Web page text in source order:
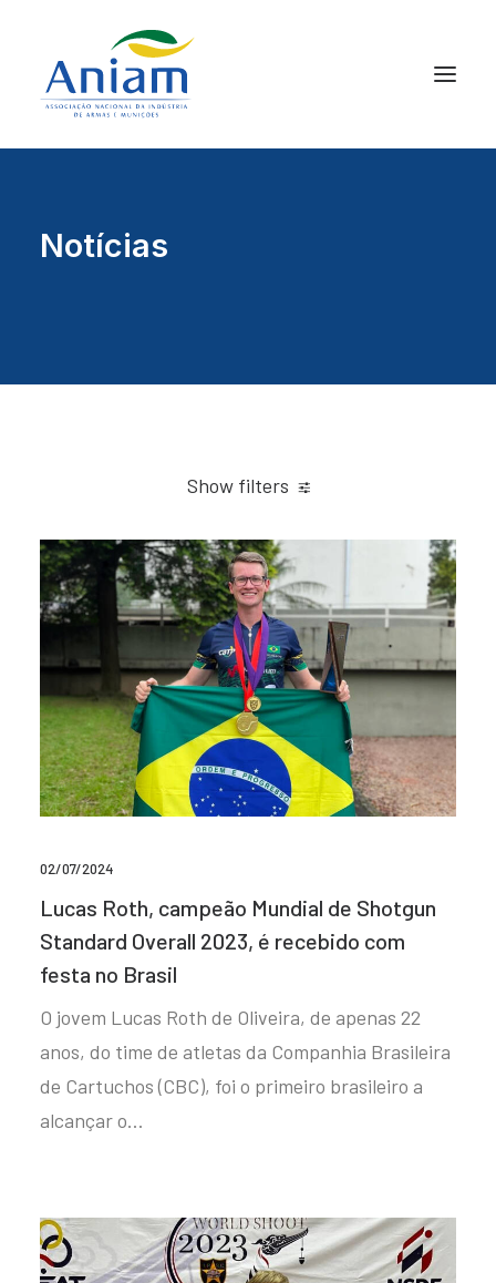
Notícias
Show filters
02/07/2024
Lucas Roth, campeão Mundial de Shotgun
Standard Overall 2023, é recebido com
festa no Brasil
O jovem Lucas Roth de Oliveira, de apenas 22
anos, do time de atletas da Companhia Brasileira
de Cartuchos (CBC), foi o primeiro brasileiro a
alcançar o…